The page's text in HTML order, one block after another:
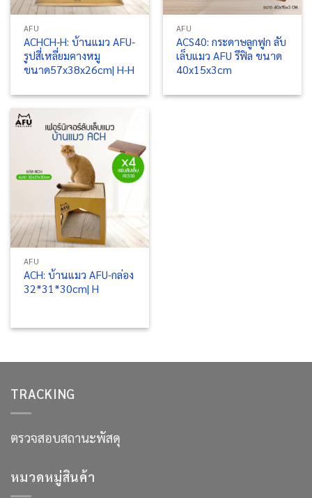
AFU
ACHCH-H: บ้านแมว AFU-
รูปสี่เหลี่ยมคางหมู
ขนาด57x38x26cm| H-H
AFU
ACS40: กระดาษลูกฟูก ลับ
เล็บแมว AFU รีฟิล ขนาด
40x15x3cm
AFU
ACH: บ้านแมว AFU-กล่อง
32*31*30cm| H
TRACKING
ตรวจสอบสถานะพัสดุ
หมวดหมู่สินค้า